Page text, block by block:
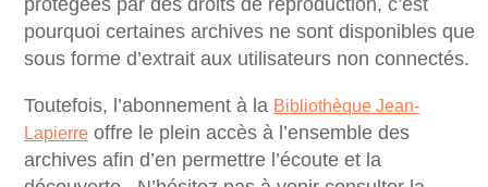
protégées par des droits de reproduction, c’est
pourquoi certaines archives ne sont disponibles que
sous forme d’extrait aux utilisateurs non connectés.
Toutefois, l’abonnement à la Bibliothèque Jean-
Lapierre offre le plein accès à l’ensemble des
archives afin d’en permettre l’écoute et la